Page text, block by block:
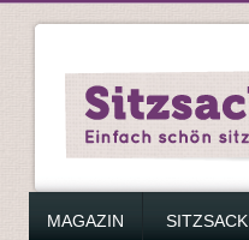
ZUM INHALT SPRINGEN
MAGAZIN SITZSACK